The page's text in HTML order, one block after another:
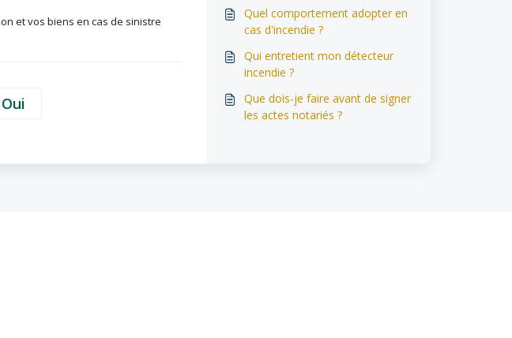
et vos biens en cas de sinistre
Oui
Quel comportement adopter en
cas d'incendie ?
Qui entretient mon détecteur
incendie ?
Que dois-je faire avant de signer
les actes notariés ?